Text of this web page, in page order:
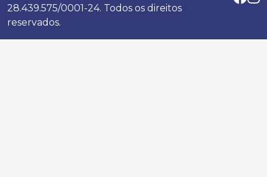
28.439.575/0001-24. Todos os direitos
reservados.